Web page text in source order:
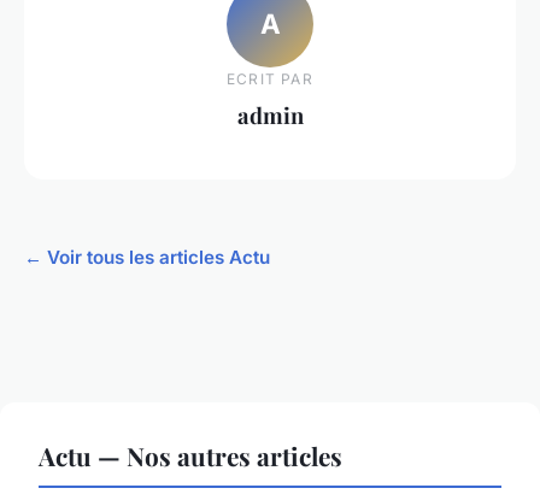
A
ECRIT PAR
admin
← Voir tous les articles Actu
Actu — Nos autres articles